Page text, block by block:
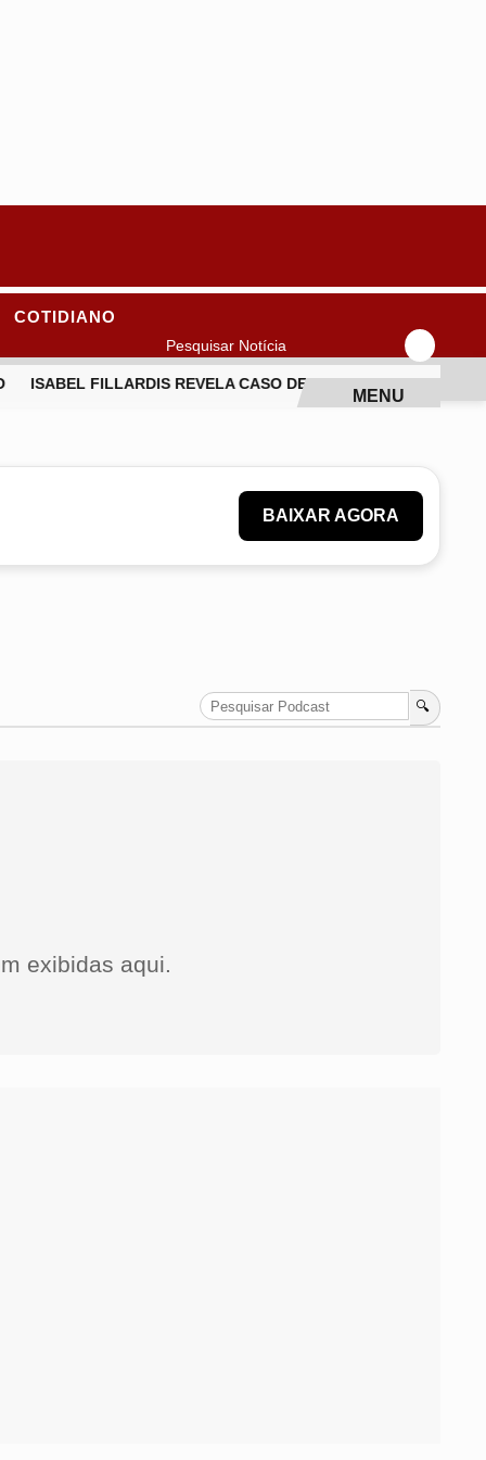
Pesquisar Notícia
COTIDIANO
ISABEL FILLARDIS REVELA CASO DE RACISMO ESTRUTURAL
MENU
BAIXAR AGORA
🔍
exibidas aqui.